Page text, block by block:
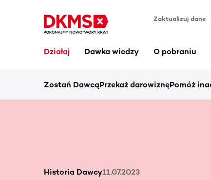
Zaktualizuj dane
Działaj Dawka wiedzy O pobraniu
Zostań DawcąPrzekaż darowiznęPomóż
Historia Dawcy11.07.2023